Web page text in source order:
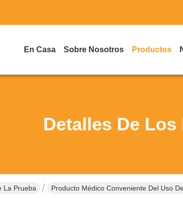
En Casa Sobre Nosotros Productos
Detalles De
La Prueba Producto Médico Conveniente Del Uso